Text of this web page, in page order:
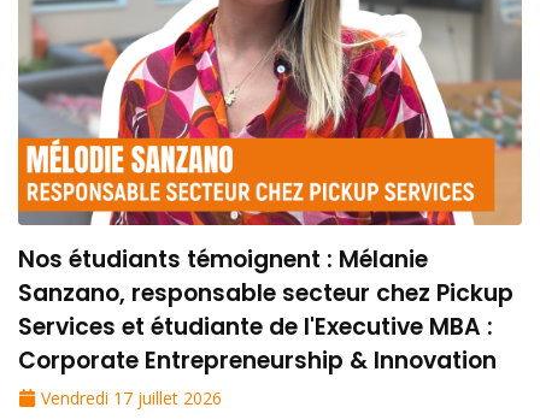
Nos étudiants témoignent : Mélanie
Sanzano, responsable secteur chez Pickup
Services et étudiante de l'Executive MBA :
Corporate Entrepreneurship & Innovation
Vendredi 17 juillet 2026